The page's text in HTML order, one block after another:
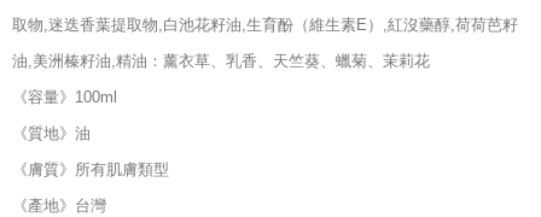
取物,迷迭香葉提取物,白池花籽油,生育酚（維生素E）,紅沒藥醇,荷荷芭籽
油,美洲榛籽油,精油：薰衣草、乳香、天竺葵、蠟菊、茉莉花
《容量》100ml
《質地》油
《膚質》所有肌膚類型
《產地》台灣